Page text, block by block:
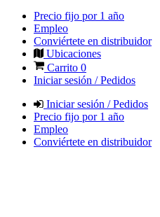
Precio fijo por 1 año
Empleo
Conviértete en distribuidor
Ubicaciones
Carrito 0
Iniciar sesión / Pedidos
Iniciar sesión / Pedidos
Precio fijo por 1 año
Empleo
Conviértete en distribuidor